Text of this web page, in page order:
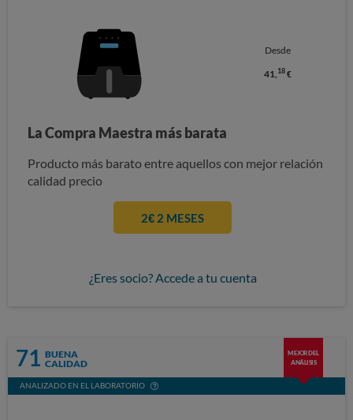
Desde
41, 18€
La Compra Maestra más barata
Producto más barato entre aquellos con mejor relación
calidad precio
2€ 2 MESES
¿Eres socio? Accede a tu cuenta
71 BUENA
CALIDAD
MEJOR DEL
ANÁLISIS
ANALIZADO EN EL LABORATORIO